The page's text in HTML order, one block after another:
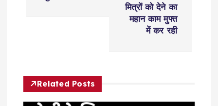
v
मित्रों को देने का
महान काम मुफ्त
में कर रही
Related Posts